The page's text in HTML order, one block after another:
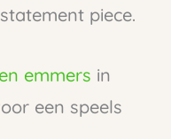
piece.
emmers in
een speels